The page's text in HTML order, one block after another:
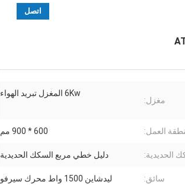
اتصل
مغزل:
6Kw المغزل تبريد الهواء
العمل: 600 * 900 مم
الحديدية: دليل خطي مربع السكك الحديدية
سائق: ليدشاين 1500 واط محرك سيرفو